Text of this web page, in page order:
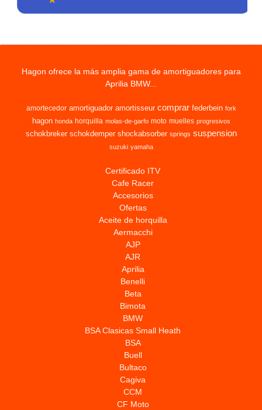
Hagon ofrece la más amplia gama de amortiguadores para
Aprilia BMW...
amortecedor amortiguador amortisseur comprar federbein fork
hagon honda horquilla molas-de-garfo moto muelles progresivos
schokbreker schokdemper shockabsorber springs suspension
suzuki yamaha
Certificado ITV
Cafe Racer
Accesorios
Ofertas
Aceite de horquilla
Aermacchi
AJP
AJR
Aprilia
Benelli
Beta
Bimota
BMW
BSA Clasicas Small Heath
BSA
Buell
Bultaco
Cagiva
CCM
CF Moto